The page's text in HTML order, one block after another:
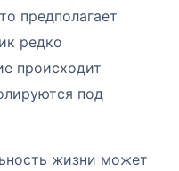
предполагает
редко
происходит
под
жизни может